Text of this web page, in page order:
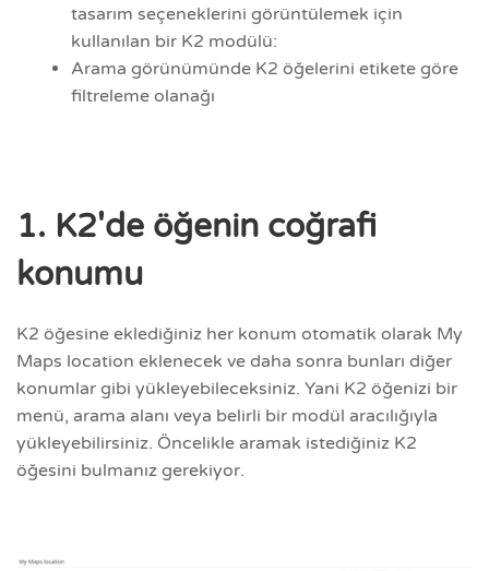
tasarım seçeneklerini görüntülemek için
kullanılan bir K2 modülü:
Arama görünümünde K2 öğelerini etikete göre
filtreleme olanağı
1. K2'de öğenin coğrafi
konumu
K2 öğesine eklediğiniz her konum otomatik olarak My
Maps location eklenecek ve daha sonra bunları diğer
konumlar gibi yükleyebileceksiniz. Yani K2 öğenizi bir
menü, arama alanı veya belirli bir modül aracılığıyla
yükleyebilirsiniz. Öncelikle aramak istediğiniz K2
öğesini bulmanız gerekiyor.